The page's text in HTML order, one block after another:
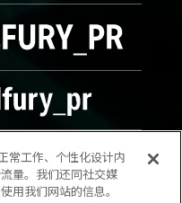
常工作、个性化设计内
量。我们还同社交媒
用我们网站的信息。